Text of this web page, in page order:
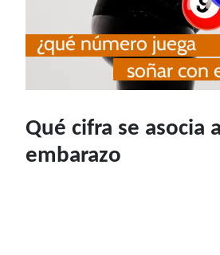
Qué cifra se asocia
embarazo